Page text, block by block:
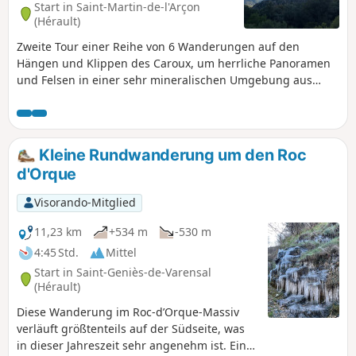
liegenden Gemeinden L'Horte und Taussac
Start in Saint-Martin-de-l'Arçon
(Hérault)
Zweite Tour einer Reihe von 6 Wanderungen auf den
Hängen und Klippen des Caroux, um herrliche Panoramen
und Felsen in einer sehr mineralischen Umgebung aus
sportliche und technische Strecke, ohne anspruchsvoll oder
gefährlich zu sein. Nicht bei feuchtem Wetter begehen, da
der Boden an einigen Stellen rutschig sein kann,
insbesondere auf den großen Schieferplatten. Diese Tour
beginnt im Weiler La Pomarède, führt den gleichnamigen
Grat hinauf zum Portail des Cades und dann über den
Sentier des Biterrois und den Sentier du Garel hinunter
zum beeindruckenden Wasserfall Albine (30 m hoch), bevor
Sie wieder zum Auto im Tal zurückkehren.
Kleine Rundwanderung um den Roc
d'Orque
Visorando-Mitglied
11,23 km
+534 m
-530 m
4:45 Std.
Mittel
Start in Saint-Geniès-de-Varensal
(Hérault)
Diese Wanderung im Roc-d’Orque-Massiv
verläuft größtenteils auf der Südseite, was
in dieser Jahreszeit sehr angenehm ist. Eine